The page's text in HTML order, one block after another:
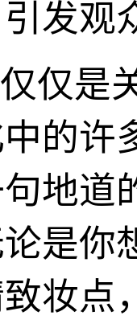
发观
仅是
的许
地道
是你
妆点